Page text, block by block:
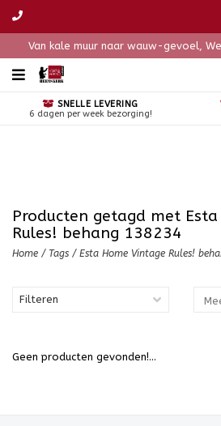
Van kale muur naar wauw-gevoel,
SNELLE LEVERING
6 dagen per week bezorging!
Producten getagd met
Rules! behang 138234
Home / Tags / Esta Home Vintage Rules!
Filteren
Geen producten gevonden!...